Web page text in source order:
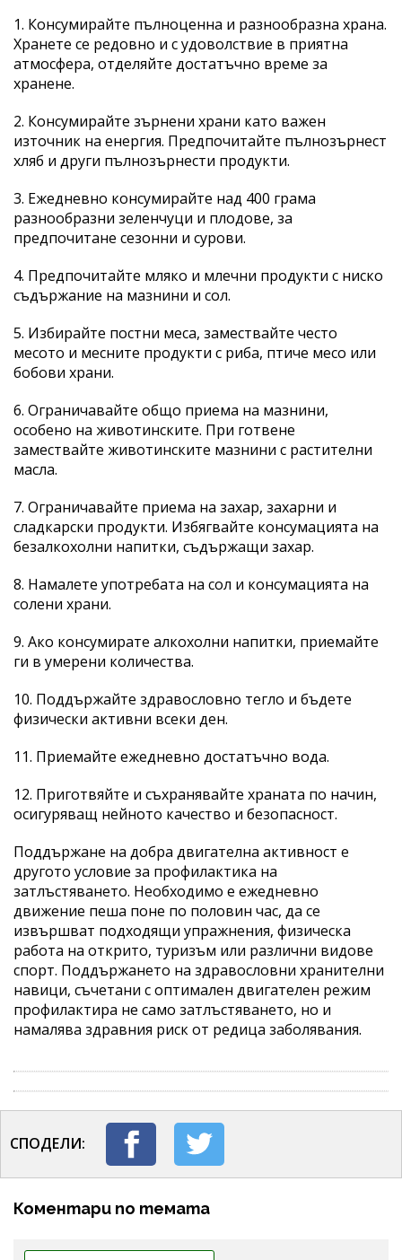
1. Консумирайте пълноценна и разнообразна храна.
Хранете се редовно и с удоволствие в приятна
атмосфера, отделяйте достатъчно време за
хранене.
2. Консумирайте зърнени храни като важен
източник на енергия. Предпочитайте пълнозърнест
хляб и други пълнозърнести продукти.
3. Ежедневно консумирайте над 400 грама
разнообразни зеленчуци и плодове, за
предпочитане сезонни и сурови.
4. Предпочитайте мляко и млечни продукти с ниско
съдържание на мазнини и сол.
5. Избирайте постни меса, замествайте често
месото и месните продукти с риба, птиче месо или
бобови храни.
6. Ограничавайте общо приема на мазнини,
особено на животинските. При готвене
замествайте животинските мазнини с растителни
масла.
7. Ограничавайте приема на захар, захарни и
сладкарски продукти. Избягвайте консумацията на
безалкохолни напитки, съдържащи захар.
8. Намалете употребата на сол и консумацията на
солени храни.
9. Ако консумирате алкохолни напитки, приемайте
ги в умерени количества.
10. Поддържайте здравословно тегло и бъдете
физически активни всеки ден.
11. Приемайте ежедневно достатъчно вода.
12. Приготвяйте и съхранявайте храната по начин,
осигуряващ нейното качество и безопасност.
Поддържане на добра двигателна активност е
другото условие за профилактика на
затлъстяването. Необходимо е ежедневно
движение пеша поне по половин час, да се
извършват подходящи упражнения, физическа
работа на открито, туризъм или различни видове
спорт. Поддържането на здравословни хранителни
навици, съчетани с оптимален двигателен режим
профилактира не само затлъстяването, но и
намалява здравния риск от редица заболявания.
СПОДЕЛИ:
Коментари по темата